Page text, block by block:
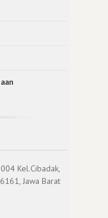
Kel.Cibadak,
Jawa Barat